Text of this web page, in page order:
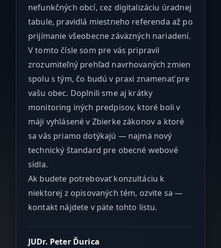
nefunkčných obcí, cez digitalizáciu úradnej
tabule, pravidlá miestneho referenda až po
prijímanie všeobecne záväzných nariadení.
V tomto čísle som pre vás pripravil
zrozumiteľný prehľad navrhovaných zmien
spolu s tým, čo budú v praxi znamenať pre
vašu obec. Doplnili sme aj krátky
monitoring iných predpisov, ktoré boli v
máji vyhlásené v Zbierke zákonov a ktoré
sa vás priamo dotýkajú — najmä nový
technický štandard pre obecné webové
sídla.
Ak budete potrebovať konzultáciu k
niektorej z opisovaných tém, ozvite sa —
kontakt nájdete v päte tohto listu.
JUDr. Peter Ďurica